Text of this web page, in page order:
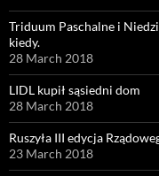
Triduum Paschalne i
kiedy.
28 March 2018
LIDL kupił sąsiedni dom
28 March 2018
Ruszyła III edycja
23 March 2018